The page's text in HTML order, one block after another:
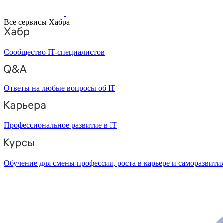
Все сервисы Хабра
Сообщество IT-специалистов
Ответы на любые вопросы об IT
Профессиональное развитие в IT
Обучение для смены профессии, роста в карьере и